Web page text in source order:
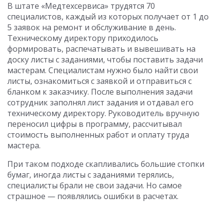
В штате «Медтехсервиса» трудятся 70
специалистов, каждый из которых получает от 1 до
5 заявок на ремонт и обслуживание в день.
Техническому директору приходилось
формировать, распечатывать и вывешивать на
доску листы с заданиями, чтобы поставить задачи
мастерам. Специалистам нужно было найти свои
листы, ознакомиться с заявкой и отправиться с
бланком к заказчику. После выполнения задачи
сотрудник заполнял лист задания и отдавал его
техническому директору. Руководитель вручную
переносил цифры в программу, рассчитывал
стоимость выполненных работ и оплату труда
мастера.
При таком подходе скапливались большие стопки
бумаг, иногда листы с заданиями терялись,
специалисты брали не свои задачи. Но самое
страшное — появлялись ошибки в расчетах.